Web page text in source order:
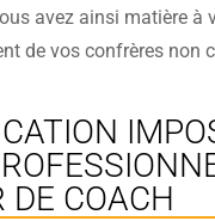
avez ainsi matière à
de vos confrères non
DE COACH